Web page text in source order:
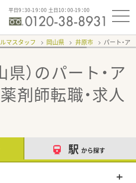
平日9：30-19：00 土日10：00-19：00
マスタッフ 岡山県 井原市 パート・ア
県）のパート・ア
剤師転職・求人
駅 から探す